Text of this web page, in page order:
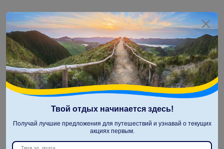
Твой отдых начинается здесь!
Получай лучшие предложения для путешествий и узнавай о текущих
акциях первым.